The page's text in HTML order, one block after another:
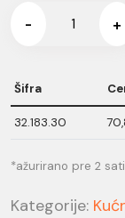
- +
Šifra
32.183.30
*ažurirano pre 2 sati
Kategorije: